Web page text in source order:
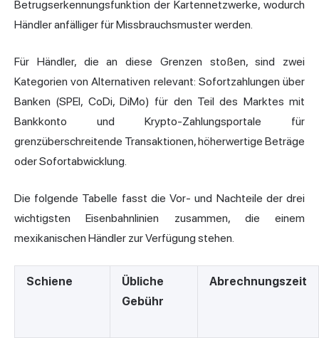
Betrugserkennungsfunktion der Kartennetzwerke, wodurch
Händler anfälliger für Missbrauchsmuster werden.
Für Händler, die an diese Grenzen stoßen, sind zwei
Kategorien von Alternativen relevant: Sofortzahlungen über
Banken (SPEI, CoDi, DiMo) für den Teil des Marktes mit
Bankkonto und Krypto-Zahlungsportale für
grenzüberschreitende Transaktionen, höherwertige Beträge
oder Sofortabwicklung.
Die folgende Tabelle fasst die Vor- und Nachteile der drei
wichtigsten Eisenbahnlinien zusammen, die einem
mexikanischen Händler zur Verfügung stehen.
Schiene
Übliche
Gebühr
Abrechnungszeit